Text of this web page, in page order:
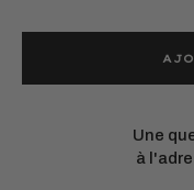
Une
à